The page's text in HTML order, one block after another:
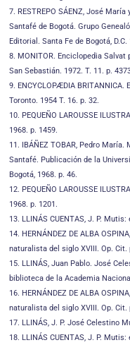
7. RESTREPO SÁENZ, José María
Santafé de Bogotá. Grupo
Editorial. Santa Fe de Bogotá, D.C.
8. MONITOR. Enciclopedia Salvat
San Sebastián. 1972. T. 11. p.
9. ENCYCLOPÆDIA
Toronto. 1954 T. 16. p. 32.
10. PEQUEÑO LAROUSSE
1968. p. 1459.
11. IBÁÑEZ TOBAR, Pedro
Santafé. Publicación de la
Bogotá, 1968. p. 46.
12. PEQUEÑO LAROUSSE
1968. p. 1201.
13. LLINÁS CUENTAS, J. P.
14. HERNÁNDEZ DE ALBA
naturalista del siglo XVIII. Op. Cit.
15. LLINÁS, Juan Pablo. José
biblioteca de la Academia
16. HERNÁNDEZ DE ALBA
naturalista del siglo XVIII. Op. Cit.
17. LLINÁS, J. P. José Celestino
18. LLINÁS CUENTAS, J. P.